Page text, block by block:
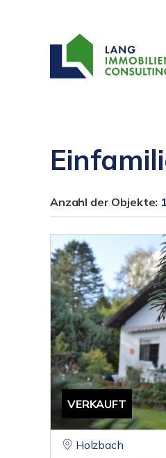
Anzahl der Objekte: 1
VERKAUFT
Holzbach